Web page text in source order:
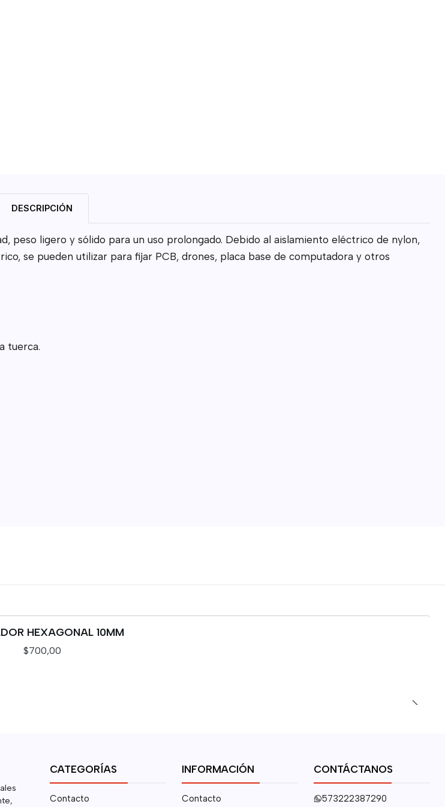
DESCRIPCIÓN
peso ligero y sólido para un uso prolongado. Debido al aislamiento eléctrico de nylon,
se pueden utilizar para fijar PCB, drones, placa base de computadora y otros
tuerca.
HEXAGONAL 10MM
$700,00
CATEGORÍAS
Contacto
INFORMACIÓN
Contacto
CONTÁCTANOS
573222387290